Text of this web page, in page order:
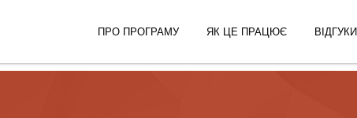
ПРО ПРОГРАМУ ЯК ЦЕ ПРАЦЮЄ ВІДГУКИ